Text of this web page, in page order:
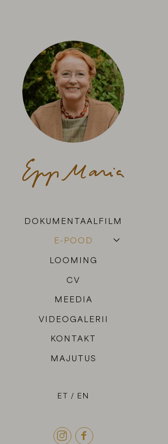
ET EN
 
DOKUMENTAALFILM
E-POOD
LOOMING
CV
MEEDIA
VIDEOGALERII
KONTAKT
MAJUTUS